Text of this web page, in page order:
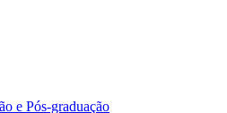
e Pós-graduação